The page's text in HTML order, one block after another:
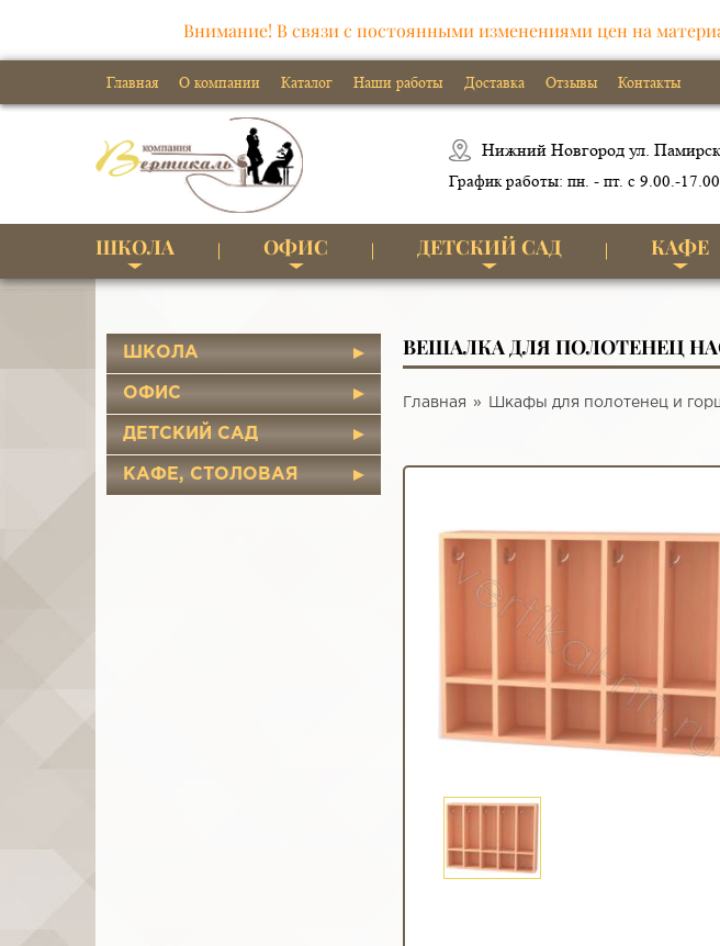
Внимание! В связи с постоянными изменениями цен на
Главная О компании Каталог Наши работы Доставка Отзывы Контакты
Нижний Новгород ул.
График работы: пн. - пт. с 9.00.-
ШКОЛА ОФИС ДЕТСКИЙ САД КАФЕ
ШКОЛА
ОФИС
ДЕТСКИЙ САД
КАФЕ, СТОЛОВАЯ
ВЕШАЛКА ДЛЯ ПОЛОТЕНЕЦ
Главная Шкафы для полотенец и